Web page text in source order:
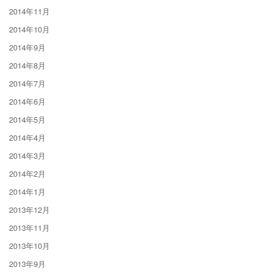
2014年11月
2014年10月
2014年9月
2014年8月
2014年7月
2014年6月
2014年5月
2014年4月
2014年3月
2014年2月
2014年1月
2013年12月
2013年11月
2013年10月
2013年9月